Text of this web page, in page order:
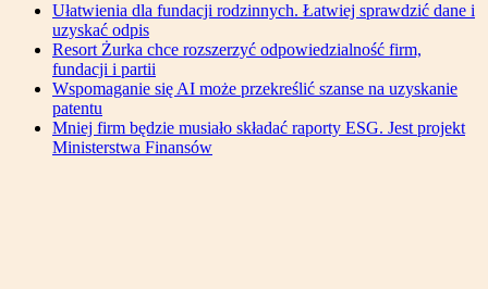
Ułatwienia dla fundacji rodzinnych. Łatwiej sprawdzić dane i
uzyskać odpis
Resort Żurka chce rozszerzyć odpowiedzialność firm,
fundacji i partii
Wspomaganie się AI może przekreślić szanse na uzyskanie
patentu
Mniej firm będzie musiało składać raporty ESG. Jest projekt
Ministerstwa Finansów